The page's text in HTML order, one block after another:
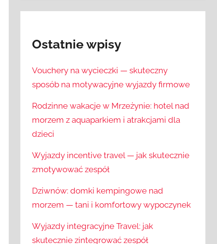
Ostatnie wpisy
Vouchery na wycieczki — skuteczny
sposób na motywacyjne wyjazdy firmowe
Rodzinne wakacje w Mrzeżynie: hotel nad
morzem z aquaparkiem i atrakcjami dla
dzieci
Wyjazdy incentive travel — jak skutecznie
zmotywować zespół
Dziwnów: domki kempingowe nad
morzem — tani i komfortowy wypoczynek
Wyjazdy integracyjne Travel: jak
skutecznie zintegrować zespół